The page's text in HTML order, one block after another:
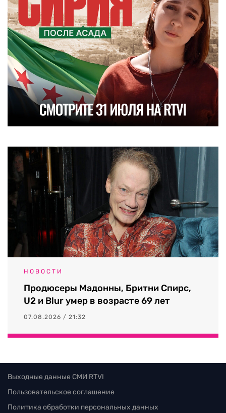
НОВОСТИ
Продюсеры Мадонны, Бритни Спирс,
U2 и Blur умер в возрасте 69 лет
07.08.2026 / 21:32
Выходные данные СМИ RTVI
Пользовательское соглашение
Политика обработки персональных данных